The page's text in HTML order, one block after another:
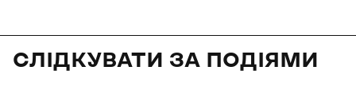
СЛІДКУВАТИ ЗА ПОДІЯМИ